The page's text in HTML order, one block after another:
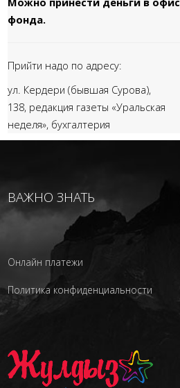
фонда.
Прийти надо по адресу:
ул. Кердери (бывшая Сурова),
138, редакция газеты «Уральская
неделя», бухгалтерия
ВАЖНО ЗНАТЬ
Онлайн платежи
Политика конфиденциальности